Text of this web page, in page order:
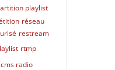
playlist
réseau
restream
rtmp
radio